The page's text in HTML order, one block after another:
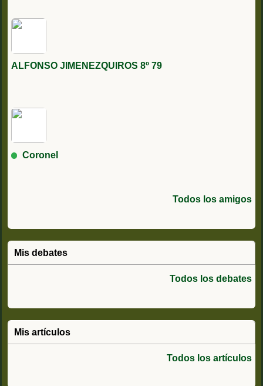
ALFONSO JIMENEZQUIROS 8º 79
Coronel
Todos los amigos
Mis debates
Todos los debates
Mis artículos
Todos los artículos